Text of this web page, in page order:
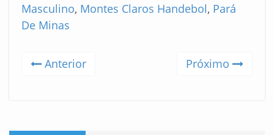
Masculino, Montes Claros Handebol, Pará
De Minas
Anterior Próximo